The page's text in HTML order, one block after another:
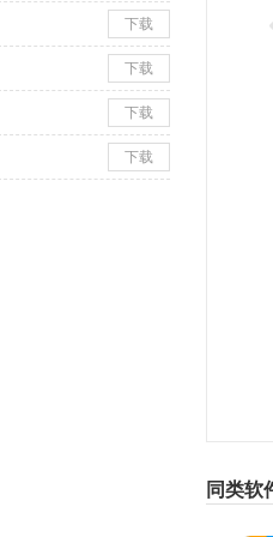
下载
下载
下载
下载
同类软